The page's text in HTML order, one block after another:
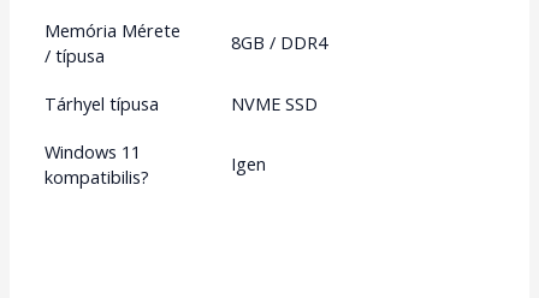
Memória Mérete
/ típusa
8GB / DDR4
Tárhyel típusa
NVME SSD
Windows 11
kompatibilis?
Igen